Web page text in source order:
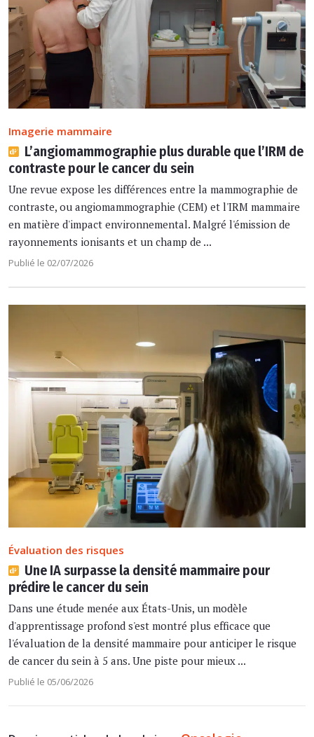
Imagerie mammaire
L’angiomammographie plus durable que l’IRM de
contraste pour le cancer du sein
Une revue expose les différences entre la mammographie de
contraste, ou angiomammographie (CEM) et l'IRM mammaire
en matière d'impact environnemental. Malgré l'émission de
rayonnements ionisants et un champ de ...
Publié le 02/07/2026
Évaluation des risques
Une IA surpasse la densité mammaire pour
prédire le cancer du sein
Dans une étude menée aux États-Unis, un modèle
d'apprentissage profond s'est montré plus efficace que
l'évaluation de la densité mammaire pour anticiper le risque
de cancer du sein à 5 ans. Une piste pour mieux ...
Publié le 05/06/2026